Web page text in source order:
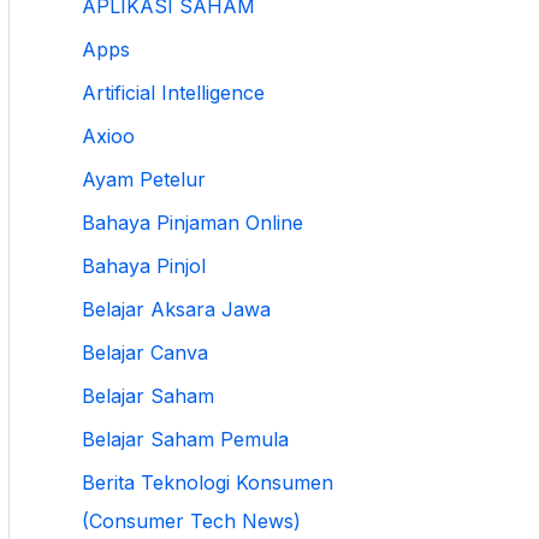
APLIKASI SAHAM
Apps
Artificial Intelligence
Axioo
Ayam Petelur
Bahaya Pinjaman Online
Bahaya Pinjol
Belajar Aksara Jawa
Belajar Canva
Belajar Saham
Belajar Saham Pemula
Berita Teknologi Konsumen
(Consumer Tech News)